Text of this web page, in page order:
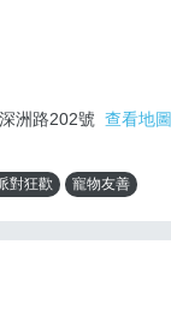
洲路202號 查看地圖
對狂歡 寵物友善